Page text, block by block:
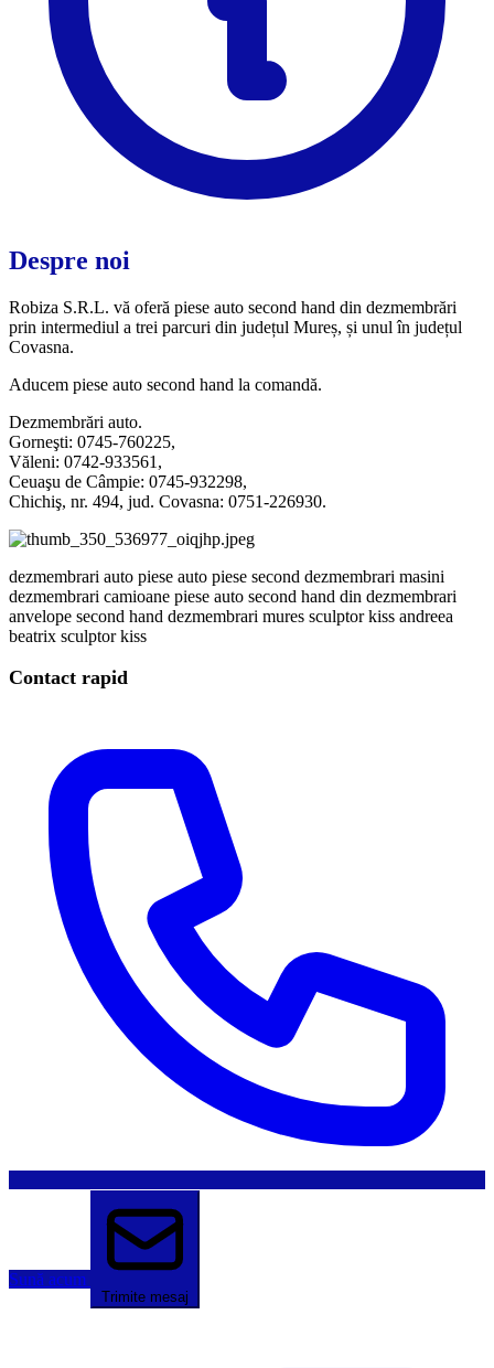
Despre noi
Robiza S.R.L. vă oferă piese auto second hand din dezmembrări
prin intermediul a trei parcuri din județul Mureș, și unul în județul
Covasna.
Aducem piese auto second hand la comandă.
Dezmembrări auto.
Gorneşti: 0745-760225,
Văleni: 0742-933561,
Ceuaşu de Câmpie: 0745-932298,
Chichiş, nr. 494, jud. Covasna: 0751-226930.
dezmembrari auto piese auto piese second dezmembrari masini
dezmembrari camioane piese auto second hand din dezmembrari
anvelope second hand dezmembrari mures sculptor kiss andreea
beatrix sculptor kiss
Contact rapid
Sună acum
Trimite mesaj